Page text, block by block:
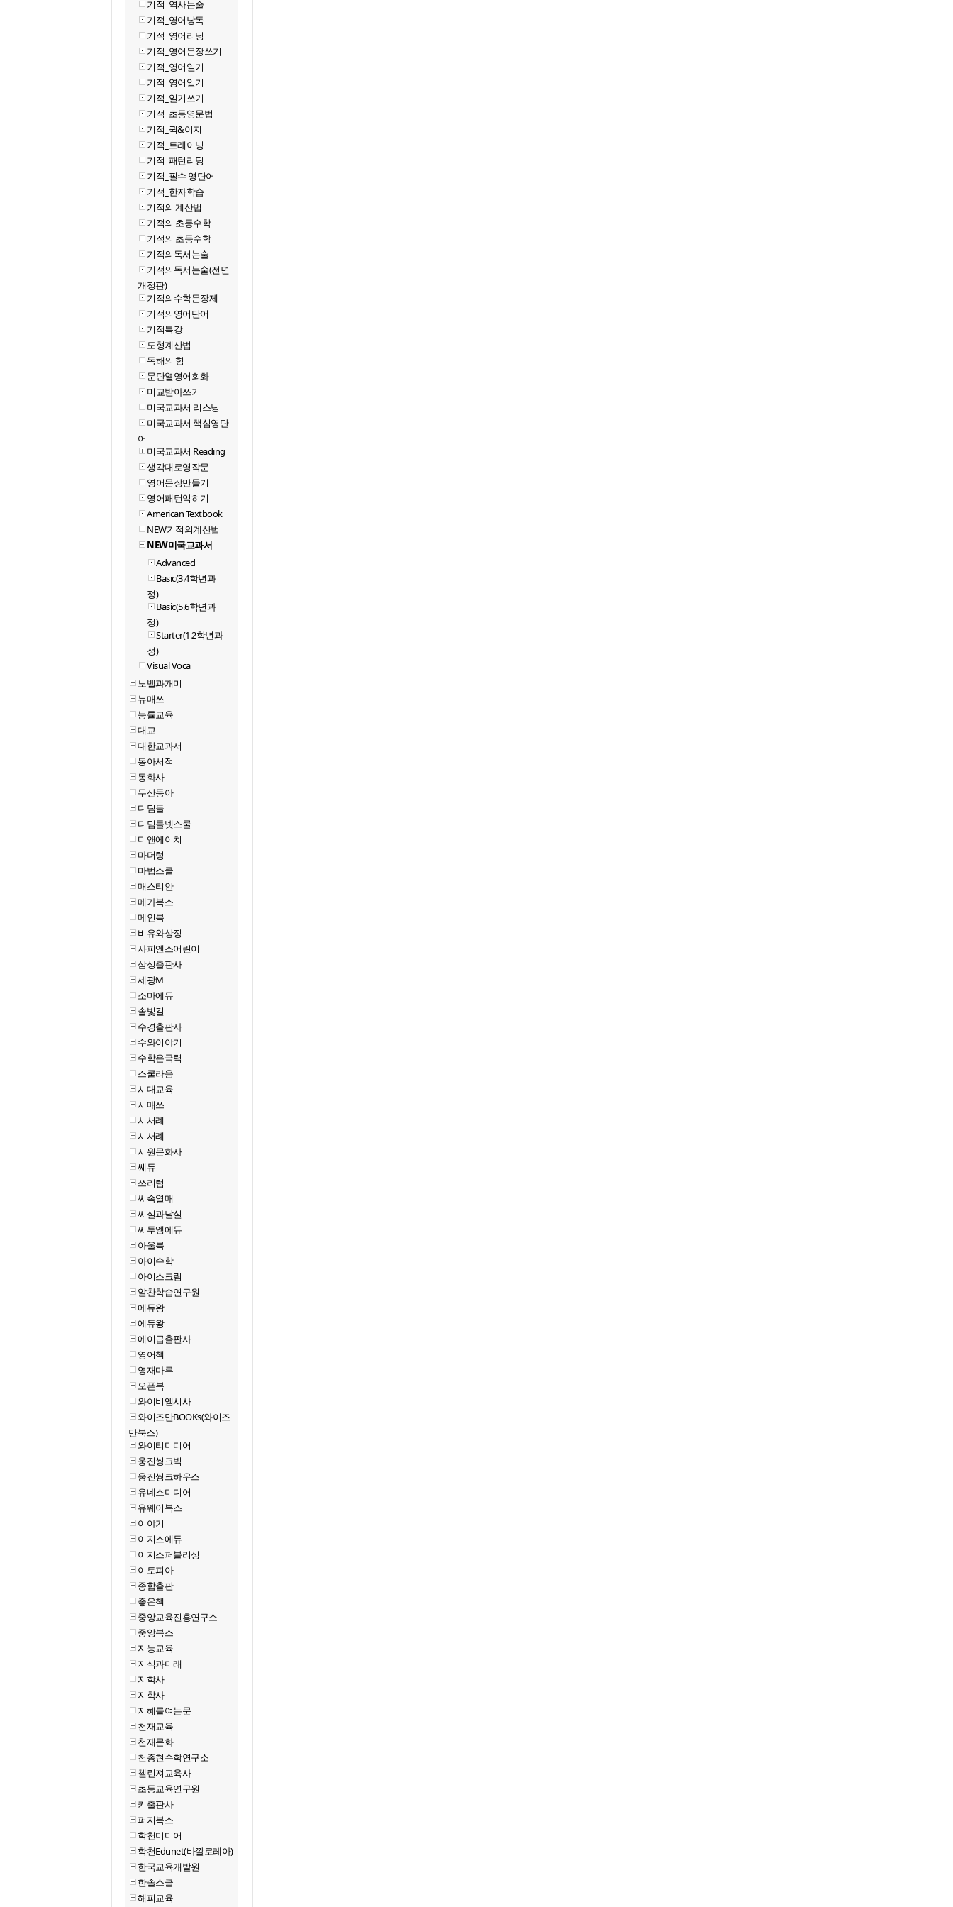
기적_역사논술
기적_영어낭독
기적_영어리딩
기적_영어문장쓰기
기적_영어일기
기적_영어일기
기적_일기쓰기
기적_초등영문법
기적_퀵&이지
기적_트레이닝
기적_패턴리딩
기적_필수 영단어
기적_한자학습
기적의 계산법
기적의 초등수학
기적의 초등수학
기적의독서논술
기적의독서논술(전면
개정판)
기적의수학문장제
기적의영어단어
기적특강
도형계산법
독해의 힘
문단열영어회화
미교받아쓰기
미국교과서 리스닝
미국교과서 핵심영단
어
미국교과서 Reading
생각대로영작문
영어문장만들기
영어패턴익히기
American Textbook
NEW기적의계산법
NEW미국교과서
Advanced
Basic(3.4학년과
정)
Basic(5.6학년과
정)
Starter(1.2학년과
정)
Visual Voca
노벨과개미
뉴매쓰
능률교육
대교
대한교과서
동아서적
동화사
두산동아
디딤돌
디딤돌넷스쿨
디앤에이치
마더텅
마법스쿨
매스티안
메가북스
메인북
비유와상징
사피엔스어린이
삼성출판사
세광M
소마에듀
솔빛길
수경출판사
수와이야기
수학은국력
스쿨라움
시대교육
시매쓰
시서례
시서례
시원문화사
쎄듀
쓰리텀
씨속열매
씨실과날실
씨투엠에듀
아울북
아이수학
아이스크림
알찬학습연구원
에듀왕
에듀왕
에이급출판사
영어책
영재마루
오픈북
와이비엠시사
와이즈만BOOKs(와이즈
만북스)
와이티미디어
웅진씽크빅
웅진씽크하우스
유네스미디어
유웨이북스
이야기
이지스에듀
이지스퍼블리싱
이토피아
종합출판
좋은책
중앙교육진흥연구소
중앙북스
지능교육
지식과미래
지학사
지학사
지혜를여는문
천재교육
천재문화
천종현수학연구소
첼린져교육사
초등교육연구원
키출판사
퍼지북스
학천미디어
학천Edunet(바깔로레아)
한국교육개발원
한솔스쿨
해피교육